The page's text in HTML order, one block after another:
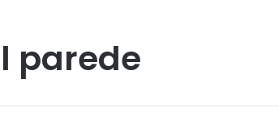
parede